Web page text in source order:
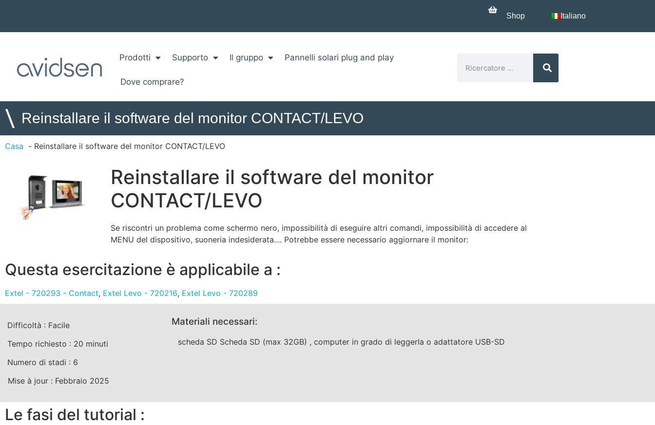
Shop Italiano
Prodotti Supporto Il gruppo Pannelli solari plug and play
Dove comprare?
\ Reinstallare il software del monitor CONTACT/LEVO
Casa Reinstallare il software del monitor CONTACT/LEVO
Reinstallare il software del monitor
CONTACT/LEVO
Se riscontri un problema come schermo nero, impossibilità di eseguire altri comandi, impossibilità di accedere al
MENU del dispositivo, suoneria indesiderata.... Potrebbe essere necessario aggiornare il monitor:
Questa esercitazione è applicabile a :
Extel - 720293 - Contact, Extel Levo - 720216, Extel Levo - 720289
Difficoltà : Facile
Tempo richiesto : 20 minuti
Numero di stadi : 6
Mise à jour : Febbraio 2025
Materiali necessari:
scheda SD Scheda SD (max 32GB) , computer in grado di leggerla o adattatore USB-SD
Le fasi del tutorial :